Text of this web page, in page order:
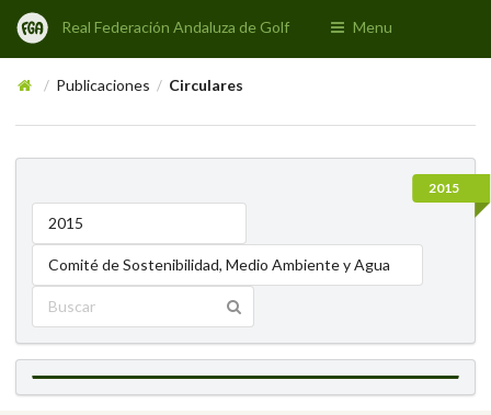
Real Federación Andaluza de Golf Menu
/ Publicaciones / Circulares
2015
2015
Comité de Sostenibilidad, Medio Ambiente y Agua